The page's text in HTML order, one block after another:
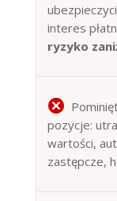
interes
ryzyko
pozycje:
wartości,
zastępcze,